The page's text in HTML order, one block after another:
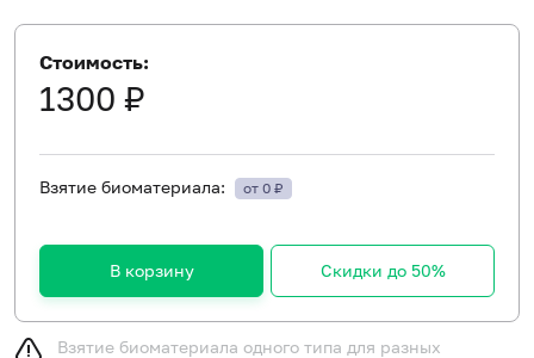
Стоимость:
1300 ₽
Взятие биоматериала: от 0 ₽
В корзину Скидки до 50%
Взятие биоматериала одного типа для разных